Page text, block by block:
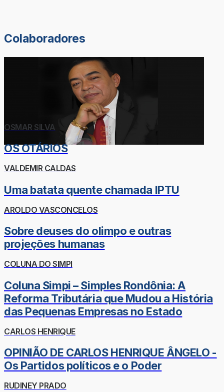
Colaboradores
OSMAR SILVA
OS OTÁRIOS
VALDEMIR CALDAS
Uma batata quente chamada IPTU
AROLDO VASCONCELOS
Sobre deuses do olimpo e outras
projeções humanas
COLUNA DO SIMPI
Coluna Simpi – Simples Rondônia: A
Reforma Tributária que Mudou a História
das Pequenas Empresas no Estado
CARLOS HENRIQUE
OPINIÃO DE CARLOS HENRIQUE ÂNGELO -
Os Partidos políticos e o Poder
RUDINEY PRADO